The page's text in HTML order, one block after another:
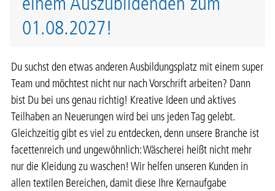
01.08.2027!
Du suchst den etwas anderen Ausbildungsplatz mit einem super
Team und möchtest nicht nur nach Vorschrift arbeiten? Dann
bist Du bei uns genau richtig! Kreative Ideen und aktives
Teilhaben an Neuerungen wird bei uns jeden Tag gelebt.
Gleichzeitig gibt es viel zu entdecken, denn unsere Branche ist
facettenreich und ungewöhnlich: Wäscherei heißt nicht mehr
nur die Kleidung zu waschen! Wir helfen unseren Kunden in
allen textilen Bereichen, damit diese Ihre Kernaufgabe